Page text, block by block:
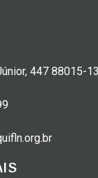
447 88015-